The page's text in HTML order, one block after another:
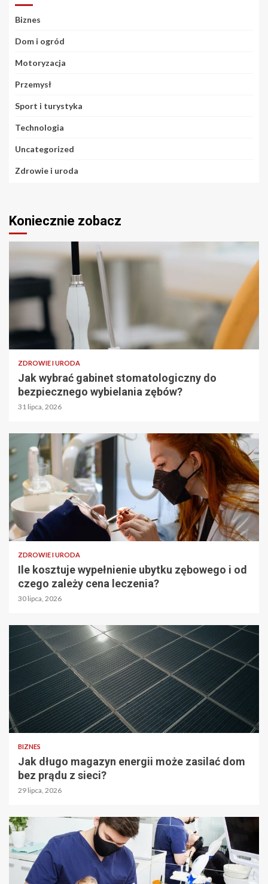
Biznes
Dom i ogród
Motoryzacja
Przemysł
Sport i turystyka
Technologia
Uncategorized
Zdrowie i uroda
Koniecznie zobacz
ZDROWIE I URODA
Jak wybrać gabinet stomatologiczny do
bezpiecznego wybielania zębów?
31 lipca, 2026
ZDROWIE I URODA
Ile kosztuje wypełnienie ubytku zębowego i od
czego zależy cena leczenia?
30 lipca, 2026
BIZNES
Jak długo magazyn energii może zasilać dom
bez prądu z sieci?
29 lipca, 2026